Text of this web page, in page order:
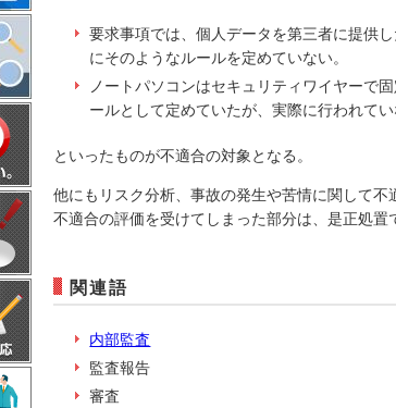
要求事項では、個人データを第三者に提供
にそのようなルールを定めていない。
ノートパソコンはセキュリティワイヤーで
ールとして定めていたが、実際に行われてい
といったものが不適合の対象となる。
他にもリスク分析、事故の発生や苦情に関して不
不適合の評価を受けてしまった部分は、是正処置
関連語
内部監査
監査報告
審査